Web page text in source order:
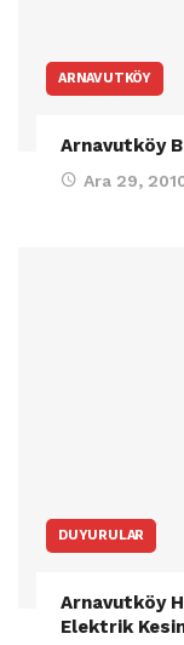
ARNAVUTKÖY
Arnavutköy
Ara 29,
DUYURULAR
Arnavutköy
Elektrik